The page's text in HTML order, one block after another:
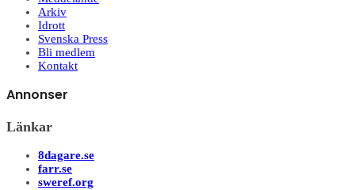
Arkiv
Idrott
Svenska Press
Bli medlem
Kontakt
Annonser
Länkar
8dagare.se
farr.se
sweref.org